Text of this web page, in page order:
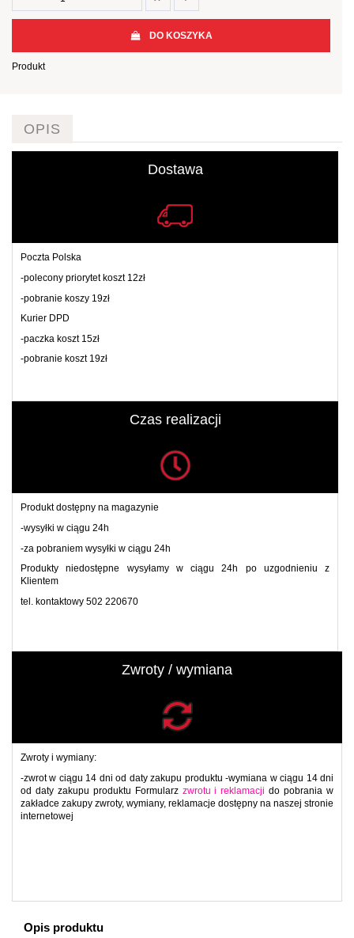
DO KOSZYKA
Produkt
OPIS
Dostawa
Poczta Polska
-polecony priorytet koszt 12zł
-pobranie koszy 19zł
Kurier DPD
-paczka koszt 15zł
-pobranie koszt 19zł
Czas realizacji
Produkt dostępny na magazynie
-wysyłki w ciągu 24h
-za pobraniem wysyłki w ciągu 24h
Produkty niedostępne wysyłamy w ciągu 24h po uzgodnieniu z
Klientem
tel. kontaktowy 502 220670
Zwroty / wymiana
Zwroty i wymiany:
-zwrot w ciągu 14 dni od daty zakupu produktu -wymiana w ciągu 14 dni
od daty zakupu produktu Formularz zwrotu i reklamacji do pobrania w
zakładce zakupy zwroty, wymiany, reklamacje dostępny na naszej stronie
internetowej
Opis produktu